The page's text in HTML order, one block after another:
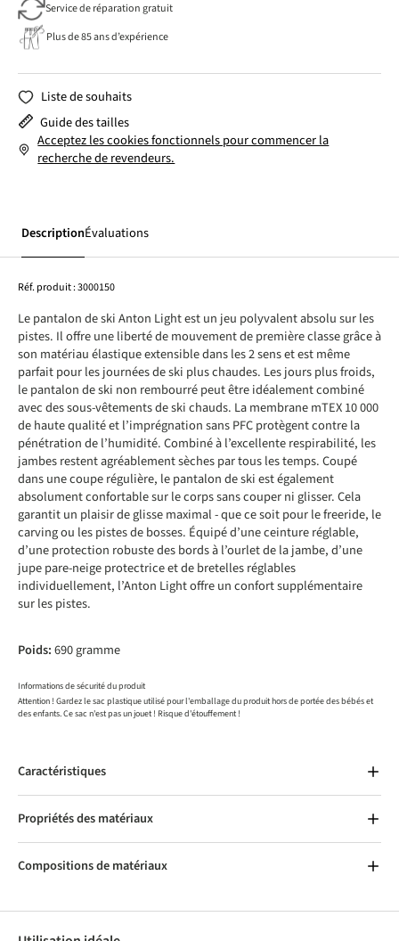
Service de réparation gratuit
Plus de 85 ans d’expérience
Liste de souhaits
Guide des tailles
Acceptez les cookies fonctionnels pour commencer la
recherche de revendeurs.
DescriptionÉvaluations
Réf. produit :3000150
Le pantalon de ski Anton Light est un jeu polyvalent absolu sur les
pistes. Il offre une liberté de mouvement de première classe grâce à
son matériau élastique extensible dans les 2 sens et est même
parfait pour les journées de ski plus chaudes. Les jours plus froids,
le pantalon de ski non rembourré peut être idéalement combiné
avec des sous-vêtements de ski chauds. La membrane mTEX 10 000
de haute qualité et l’imprégnation sans PFC protègent contre la
pénétration de l’humidité. Combiné à l’excellente respirabilité, les
jambes restent agréablement sèches par tous les temps. Coupé
dans une coupe régulière, le pantalon de ski est également
absolument confortable sur le corps sans couper ni glisser. Cela
garantit un plaisir de glisse maximal - que ce soit pour le freeride, le
carving ou les pistes de bosses. Équipé d’une ceinture réglable,
d’une protection robuste des bords à l’ourlet de la jambe, d’une
jupe pare-neige protectrice et de bretelles réglables
individuellement, l’Anton Light offre un confort supplémentaire
sur les pistes.
Poids:690 gramme
Informations de sécurité du produit
Attention ! Gardez le sac plastique utilisé pour l'emballage du produit hors de portée des bébés et
des enfants. Ce sac n'est pas un jouet ! Risque d'étouffement !
Caractéristiques
Propriétés des matériaux
Compositions de matériaux